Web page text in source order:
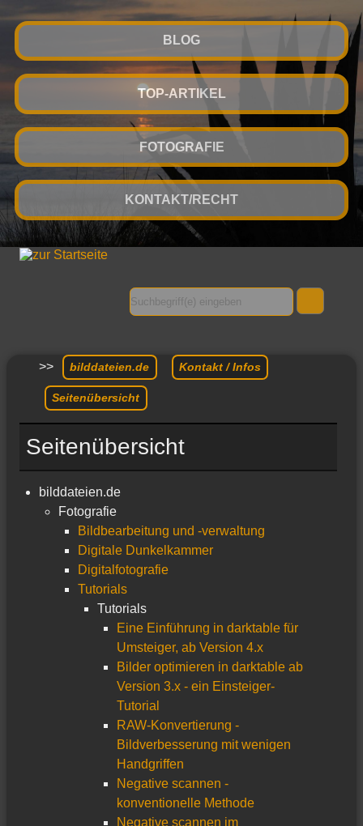
BLOG
TOP-ARTIKEL
FOTOGRAFIE
KONTAKT/RECHT
>> bilddateien.de Kontakt / Infos
Seitenübersicht
Seitenübersicht
bilddateien.de
Fotografie
Bildbearbeitung und -verwaltung
Digitale Dunkelkammer
Digitalfotografie
Tutorials
Tutorials
Eine Einführung in darktable für
Umsteiger, ab Version 4.x
Bilder optimieren in darktable ab
Version 3.x - ein Einsteiger-
Tutorial
RAW-Konvertierung -
Bildverbesserung mit wenigen
Handgriffen
Negative scannen -
konventionelle Methode
Negative scannen im